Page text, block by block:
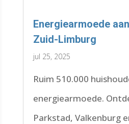
Energiearmoede
Zuid-Limburg
jul 25, 2025
Ruim 510.000
energiearmoede.
Parkstad, Valkenburg